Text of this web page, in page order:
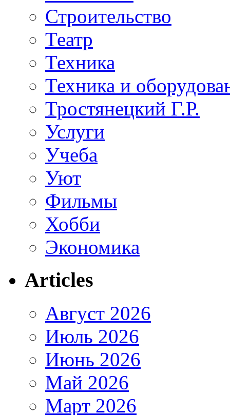
Строительство
Театр
Техника
Техника и
Тростянецкий Г.Р.
Услуги
Учеба
Уют
Фильмы
Хобби
Экономика
Articles
Август 2026
Июль 2026
Июнь 2026
Май 2026
Март 2026